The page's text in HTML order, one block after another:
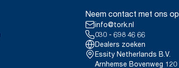
Neem contact met ons op
info@tork.nl
030 - 698 46 66
Dealers zoeken
Essity Netherlands B.V.
Arnhemse Bovenweg 120